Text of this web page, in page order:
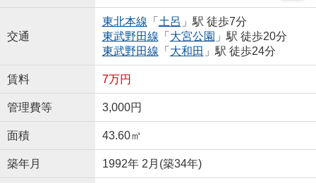
交通
東北本線 「 土呂 」駅 徒歩7分
東武野田線 「 大宮公園 」駅 徒歩20分
東武野田線 「 大和田 」駅 徒歩24分
賃料 7万円
管理費等 3,000円
面積 43.60㎡
築年月 1992年 2月(築34年)